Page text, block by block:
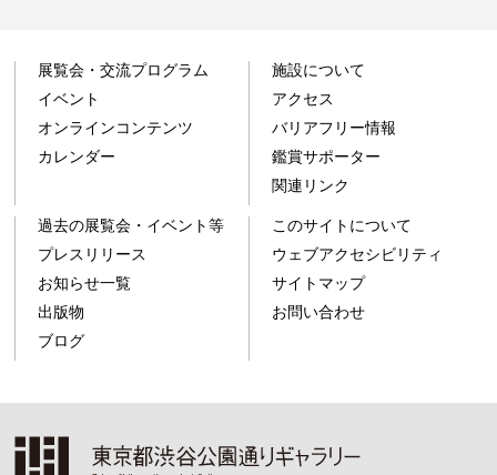
展覧会・交流プログラム
イベント
オンラインコンテンツ
カレンダー
施設について
アクセス
バリアフリー情報
鑑賞サポーター
関連リンク
過去の展覧会・イベント等
プレスリリース
お知らせ一覧
出版物
ブログ
このサイトについて
ウェブアクセシビリティ
サイトマップ
お問い合わせ